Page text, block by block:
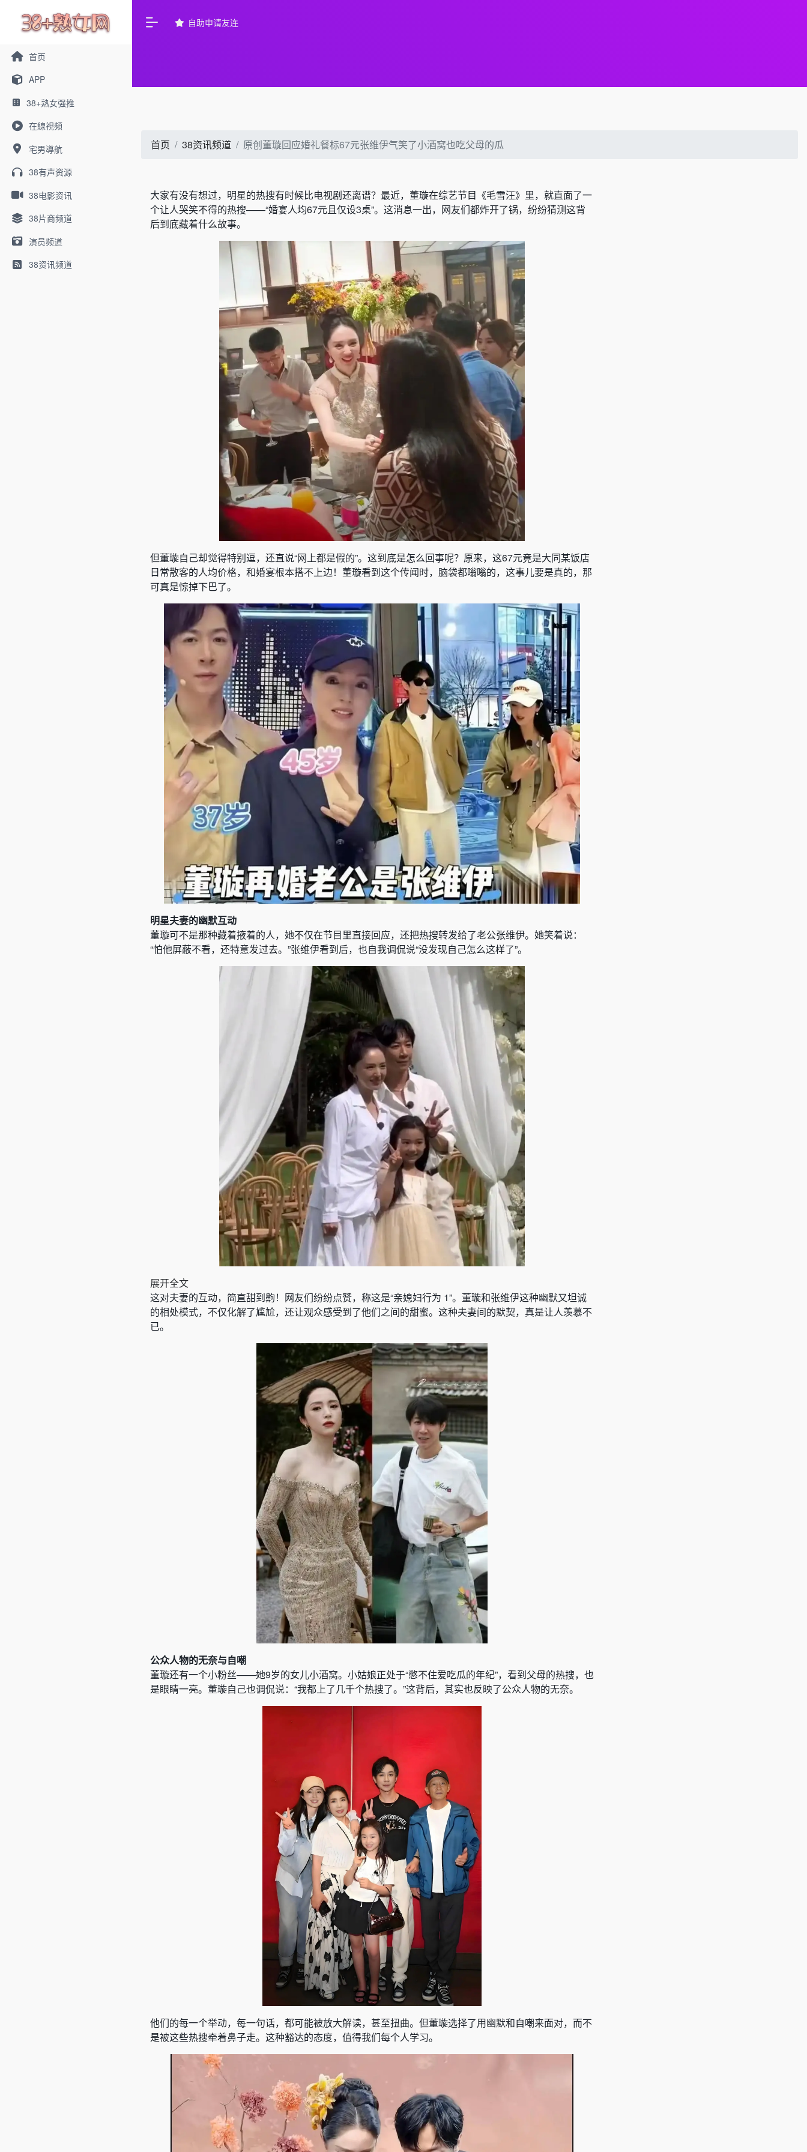
首页
APP
38+熟女强推
在線視頻
宅男導航
38有声资源
38电影资讯
38片商频道
演员频道
38资讯频道
自助申请友连
首页 38资讯频道 原创董璇回应婚礼餐标67元张维伊气笑了小酒窝也吃父母的瓜
大家有没有想过，明星的热搜有时候比电视剧还离谱？最近，董璇在综艺节目《毛雪汪》里，就直面了一
个让人哭笑不得的热搜——“婚宴人均67元且仅设3桌”。这消息一出，网友们都炸开了锅，纷纷猜测这背
后到底藏着什么故事。
但董璇自己却觉得特别逗，还直说“网上都是假的”。这到底是怎么回事呢？原来，这67元竟是大同某饭店
日常散客的人均价格，和婚宴根本搭不上边！董璇看到这个传闻时，脑袋都嗡嗡的，这事儿要是真的，那
可真是惊掉下巴了。
明星夫妻的幽默互动
董璇可不是那种藏着掖着的人，她不仅在节目里直接回应，还把热搜转发给了老公张维伊。她笑着说：
“怕他屏蔽不看，还特意发过去。”张维伊看到后，也自我调侃说“没发现自己怎么这样了”。
展开全文
这对夫妻的互动，简直甜到齁！网友们纷纷点赞，称这是“亲媳妇行为 1”。董璇和张维伊这种幽默又坦诚
的相处模式，不仅化解了尴尬，还让观众感受到了他们之间的甜蜜。这种夫妻间的默契，真是让人羡慕不
已。
公众人物的无奈与自嘲
董璇还有一个小粉丝——她9岁的女儿小酒窝。小姑娘正处于“憋不住爱吃瓜的年纪”，看到父母的热搜，也
是眼睛一亮。董璇自己也调侃说：“我都上了几千个热搜了。”这背后，其实也反映了公众人物的无奈。
他们的每一个举动，每一句话，都可能被放大解读，甚至扭曲。但董璇选择了用幽默和自嘲来面对，而不
是被这些热搜牵着鼻子走。这种豁达的态度，值得我们每个人学习。